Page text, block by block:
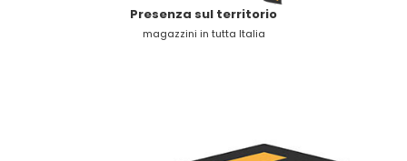
Presenza sul territorio
magazzini in tutta Italia